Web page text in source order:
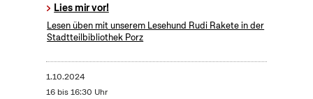
Lies mir vor!
Lesen üben mit unserem Lesehund Rudi Rakete in der
Stadtteilbibliothek Porz
1.10.2024
16 bis 16:30 Uhr